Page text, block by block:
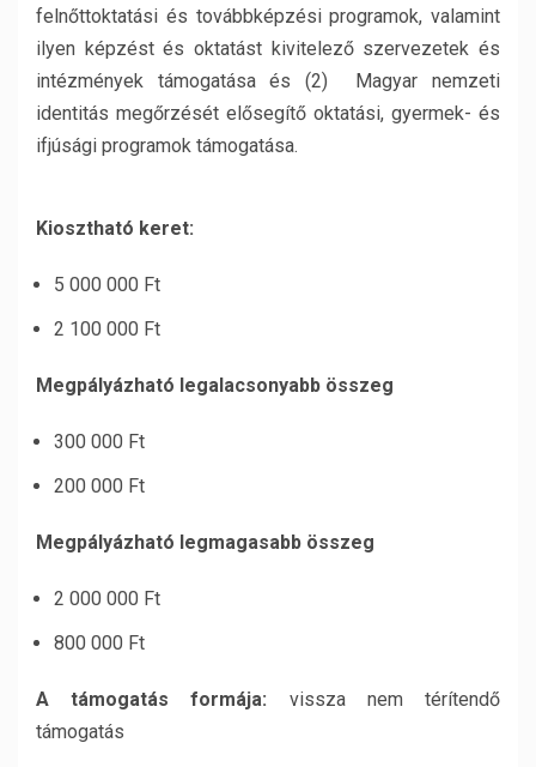
felnőttoktatási és továbbképzési programok, valamint
ilyen képzést és oktatást kivitelező szervezetek és
intézmények támogatása és (2) Magyar nemzeti
identitás megőrzését elősegítő oktatási, gyermek- és
ifjúsági programok támogatása.
Kiosztható keret:
5 000 000 Ft
2 100 000 Ft
Megpályázható legalacsonyabb összeg
300 000 Ft
200 000 Ft
Megpályázható legmagasabb összeg
2 000 000 Ft
800 000 Ft
A támogatás formája: vissza nem térítendő
támogatás